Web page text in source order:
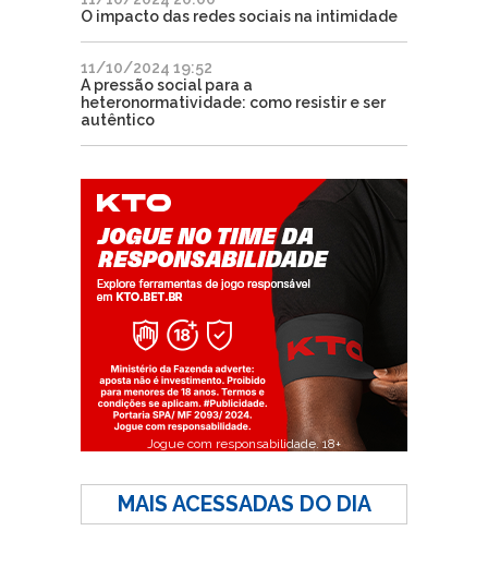
O impacto das redes sociais na intimidade
11/10/2024 19:52
A pressão social para a
heteronormatividade: como resistir e ser
autêntico
Jogue com responsabilidade. 18+
MAIS ACESSADAS DO DIA